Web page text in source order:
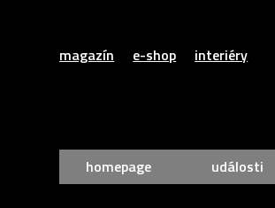
magazín e-shop interiéry
homepage události